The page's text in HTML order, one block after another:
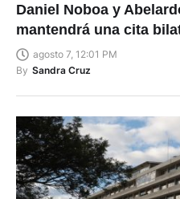
Daniel Noboa y
mantendrá una cita
agosto 7, 12:01 PM
By Sandra Cruz